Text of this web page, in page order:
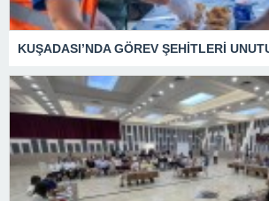
KUŞADASI’NDA GÖREV ŞEHİTLERİ